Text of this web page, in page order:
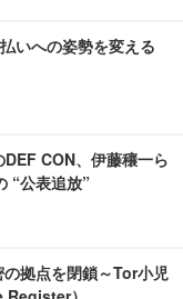
いへの姿勢を変える
CON、伊藤穰一ら
“公表追放”
拠点を閉鎖～Tor小児